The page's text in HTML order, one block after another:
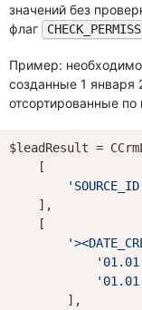
значений без
флаг
Пример: необходимо
созданные 1 января
отсортированные
$leadResult =
    [
    ],
    [
        ],